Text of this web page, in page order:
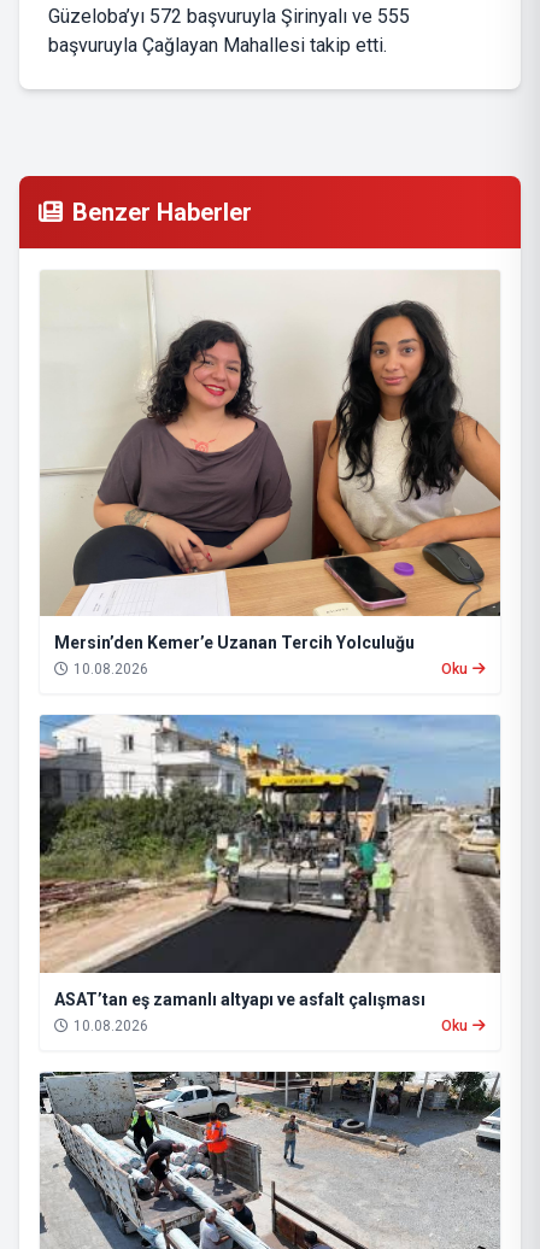
Güzeloba’yı 572 başvuruyla Şirinyalı ve 555
başvuruyla Çağlayan Mahallesi takip etti.
Benzer Haberler
Mersin’den Kemer’e Uzanan Tercih Yolculuğu
10.08.2026 Oku
ASAT’tan eş zamanlı altyapı ve asfalt çalışması
10.08.2026 Oku